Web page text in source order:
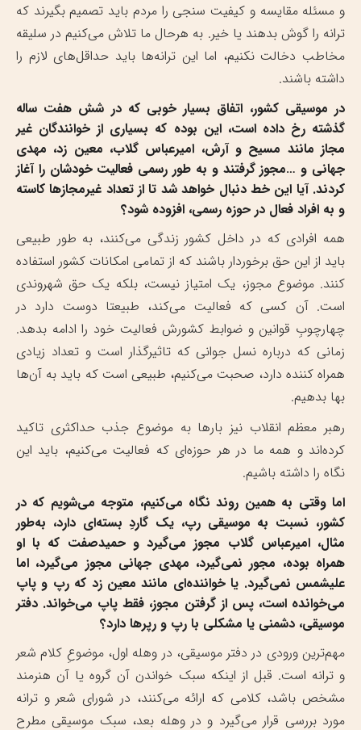
و مسئله مقایسه و کیفیت سنجی را مردم باید تصمیم بگیرند که
ترانه را گوش بدهند یا خیر. به هرحال ما تلاش می‌کنیم در سلیقه
مخاطب دخالت نکنیم، اما این ترانه‌ها باید حداقل‌های لازم را
داشته باشند.
در موسیقی کشور، اتفاق بسیار خوبی که در شش هفت ساله
گذشته رخ داده است، این بوده که بسیاری از خوانندگان غیر
مجاز مانند مسیح و آرش، امیرعباس گلاب، معین زد، مهدی
جهانی و …مجوز گرفتند و به طور رسمی فعالیت خودشان را آغاز
کردند. آیا این خط دنبال خواهد شد تا از تعداد غیرمجازها کاسته
و به افراد فعال در حوزه رسمی، افزوده شود؟
همه افرادی که در داخل کشور زندگی می‌کنند، به طور طبیعی
باید از این حق برخوردار باشند که از تمامی امکانات کشور استفاده
کنند. موضوع مجوز، یک امتیاز نیست، بلکه یک حق شهروندی
است. آن کسی که فعالیت می‌کند، طبیعتا دوست دارد در
چهارچوبِ قوانین و ضوابط کشورش فعالیت خود را ادامه بدهد.
زمانی که درباره نسل جوانی که تاثیرگذار است و تعداد زیادی
همراه کننده دارد، صحبت می‌کنیم، طبیعی است که باید به آن‌ها
بها بدهیم.
رهبر معظم انقلاب نیز بارها به موضوع جذب حداکثری تاکید
کرده‌اند و همه ما در هر حوزه‌ای که فعالیت می‌کنیم، باید این
نگاه را داشته باشیم.
اما وقتی به همین روند نگاه می‌کنیم، متوجه می‌شویم که در
کشور، نسبت به موسیقی رپ، یک گاردِ بسته‌ای دارد، به‌طور
مثال، امیرعباس گلاب مجوز می‌گیرد و حمیدصفت که با او
همراه بوده، مجور نمی‌گیرد، مهدی جهانی مجوز می‌گیرد، اما
علیشمس نمی‌گیرد. یا خواننده‌ای مانند معین زد که رپ و پاپ
می‌خوانده است، پس از گرفتن مجوز، فقط پاپ می‌خواند. دفتر
موسیقی، دشمنی یا مشکلی با رپ و رپرها دارد؟
مهم‌ترین ورودی در دفتر موسیقی، در وهله اول، موضوعِ کلام شعر
و ترانه است. قبل از اینکه سبک خواندن آن گروه یا آن هنرمند
مشخص باشد، کلامی که ارائه می‌کنند، در شورای شعر و ترانه
مورد بررسی قرار می‌گیرد و در وهله بعد، سبک موسیقی مطرح